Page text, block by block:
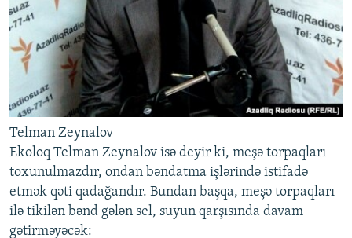
Telman Zeynalov
Ekoloq Telman Zeynalov isə deyir ki, meşə torpaqları
toxunulmazdır, ondan bəndatma işlərində istifadə
etmək qəti qadağandır. Bundan başqa, meşə torpaqları
ilə tikilən bənd gələn sel, suyun qarşısında davam
gətirməyəcək: